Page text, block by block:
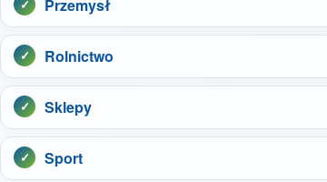
Przemysł
Rolnictwo
Sklepy
Sport